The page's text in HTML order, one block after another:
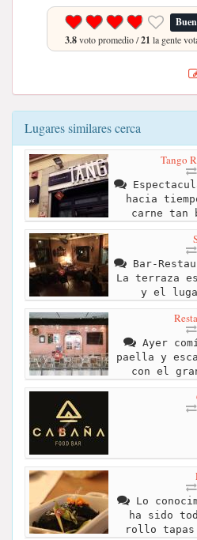
3.8voto promedio /21 la gente
Lugares similares cerca
Tango
hacia
carne tan
Bar-
La terraza
y el
Ayer
paella y
con el
Lo
ha sido
rollo tapas